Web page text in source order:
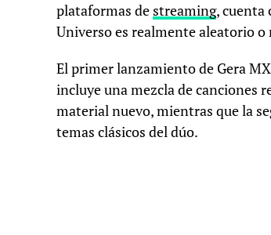
plataformas de streaming, cuenta
Universo es realmente aleatorio o
El primer lanzamiento de Gera
incluye una mezcla de canciones
material nuevo, mientras que la
temas clásicos del dúo.